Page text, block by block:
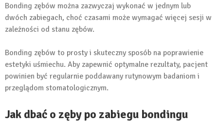
Bonding zębów można zazwyczaj wykonać w jednym lub
dwóch zabiegach, choć czasami może wymagać więcej sesji w
zależności od stanu zębów.
Bonding zębów to prosty i skuteczny sposób na poprawienie
estetyki uśmiechu. Aby zapewnić optymalne rezultaty, pacjent
powinien być regularnie poddawany rutynowym badaniom i
przeglądom stomatologicznym.
Jak dbać o zęby po zabiegu bondingu